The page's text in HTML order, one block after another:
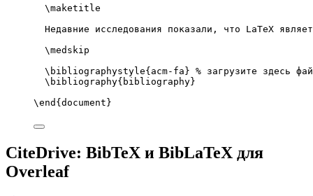
\maketitle
Недавние исследования показали, что LaTeX
\medskip
\bibliographystyle{acm-fa} % загрузите здесь
\bibliography{bibliography}
\end { document }
CiteDrive: BibTeX и BibLaTeX для
Overleaf